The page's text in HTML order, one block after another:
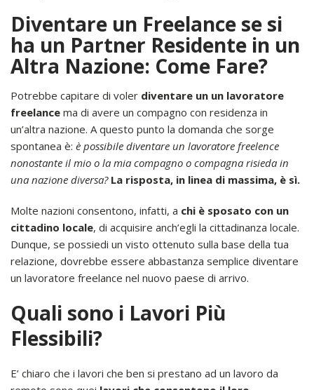
Diventare un Freelance se si
ha un Partner Residente in un
Altra Nazione: Come Fare?
Potrebbe capitare di voler diventare un un lavoratore
freelance ma di avere un compagno con residenza in
un’altra nazione. A questo punto la domanda che sorge
spontanea è: è possibile diventare un lavoratore freelence
nonostante il mio o la mia compagno o compagna risieda in
una nazione diversa? La risposta, in linea di massima, è sì.
Molte nazioni consentono, infatti, a chi è sposato con un
cittadino locale, di acquisire anch’egli la cittadinanza locale.
Dunque, se possiedi un visto ottenuto sulla base della tua
relazione, dovrebbe essere abbastanza semplice diventare
un lavoratore freelance nel nuovo paese di arrivo.
Quali sono i Lavori Più
Flessibili?
E’ chiaro che i lavori che ben si prestano ad un lavoro da